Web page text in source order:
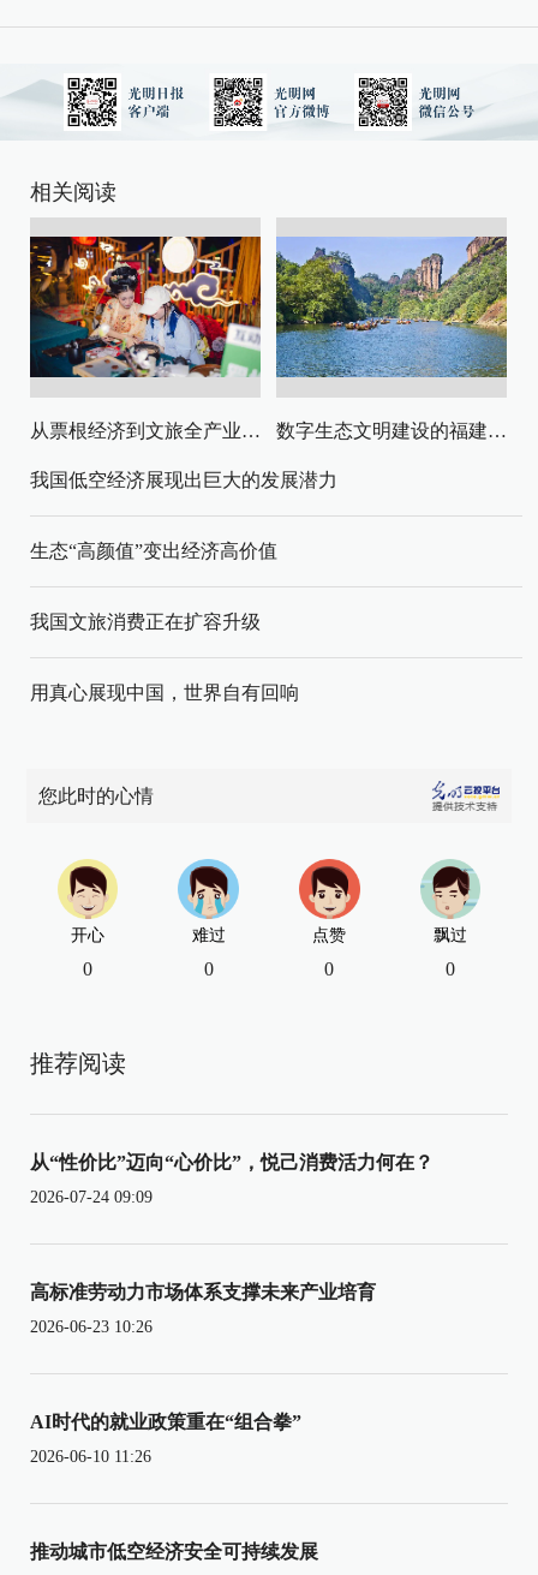
相关阅读
从票根经济到文旅全产业链升级 数字生态文明建设的福建路径与启示
我国低空经济展现出巨大的发展潜力
生态“高颜值”变出经济高价值
我国文旅消费正在扩容升级
用真心展现中国，世界自有回响
您此时的心情
开心
0
难过
0
点赞
0
飘过
0
推荐阅读
从“性价比”迈向“心价比”，悦己消费活力何在？
2026-07-24 09:09
高标准劳动力市场体系支撑未来产业培育
2026-06-23 10:26
AI时代的就业政策重在“组合拳”
2026-06-10 11:26
推动城市低空经济安全可持续发展